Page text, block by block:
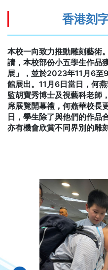
香港刻
本校一向致力推動雕刻藝術
請，本校部份小五學生作品
展」，並於2023年11月6至
館展出。11月6日當日，何
監胡寶秀博士及視藝科老師
席展覽開幕禮，何燕華校長
日，學生除了與他們的作品
亦有機會欣賞不同界別的雕